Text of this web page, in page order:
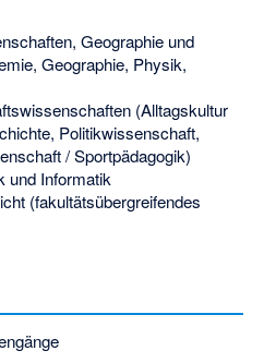
Geographie und
Geographie, Physik,
(Alltagskultur
Politikwissenschaft,
/ Sportpädagogik)
und Informatik
(fakultätsübergreifendes